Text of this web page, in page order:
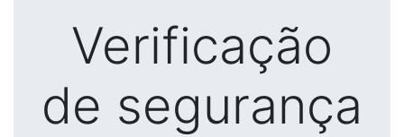
Verificação
de segurança